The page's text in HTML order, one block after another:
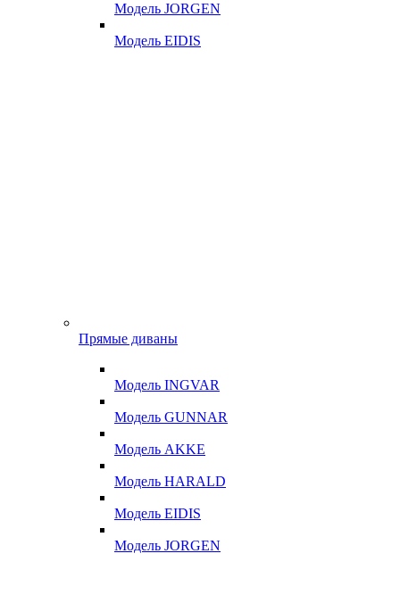
Модель JORGEN
Модель EIDIS
Прямые диваны
Модель INGVAR
Модель GUNNAR
Модель AKKE
Модель HARALD
Модель EIDIS
Модель JORGEN